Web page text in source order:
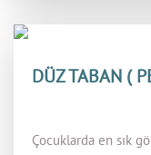
DÜZ TABAN (
Çocuklarda en sık